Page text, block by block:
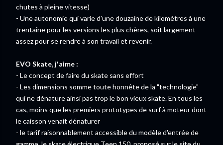
chutes à pleine vitesse)
- Une autonomie qui varie d'une douzaine de kilomètres à une
trentaine pour les versions les plus chères, soit largement
assez pour se rendre à son travail et revenir.
EVO Skate, j'aime :
- Le concept de faire du skate sans effort
- Les dimensions somme toute honnête de la "technologie"
qui ne dénature ainsi pas trop le bon vieux skate. En tous les
cas, moins que les premiers prototypes de surf à moteur dont
le caisson venait dénaturer
- le tarif raisonnablement accessible du modèle d'entrée de